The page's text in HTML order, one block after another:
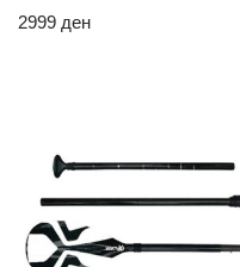
2999 ден